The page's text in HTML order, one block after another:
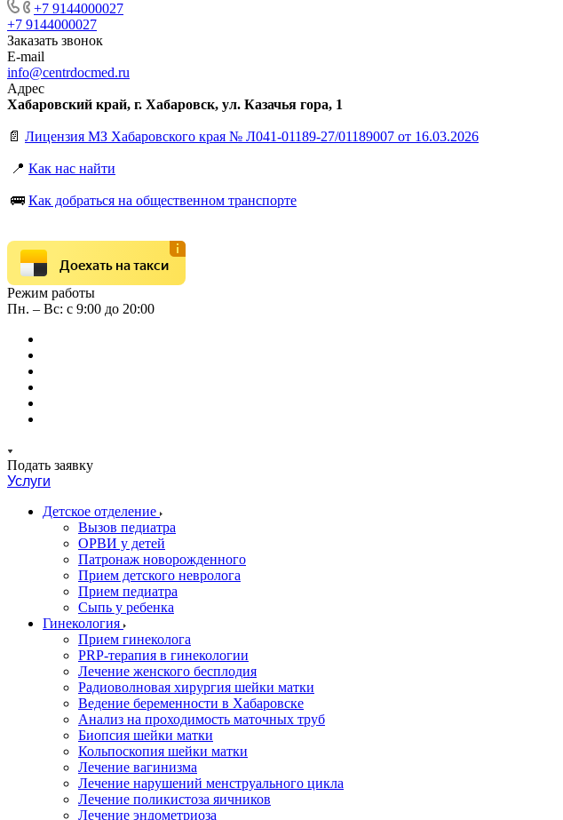
+7 9144000027
+7 9144000027
Заказать звонок
E-mail
info@centrdocmed.ru
Адрес
Хабаровский край, г. Хабаровск, ул. Казачья гора, 1
📄 Лицензия МЗ Хабаровского края № Л041-01189-27/01189007 от 16.03.2026
📍 Как нас найти
🚌 Как добраться на общественном транспорте
Доехать на такси
Режим работы
Пн. – Вс: с 9:00 до 20:00
Подать заявку
Услуги
Детское отделение
Вызов педиатра
ОРВИ у детей
Патронаж новорожденного
Прием детского невролога
Прием педиатра
Сыпь у ребенка
Гинекология
Прием гинеколога
PRP-терапия в гинекологии
Лечение женского бесплодия
Радиоволновая хирургия шейки матки
Ведение беременности в Хабаровске
Анализ на проходимость маточных труб
Биопсия шейки матки
Кольпоскопия шейки матки
Лечение вагинизма
Лечение нарушений менструального цикла
Лечение поликистоза яичников
Лечение эндометриоза